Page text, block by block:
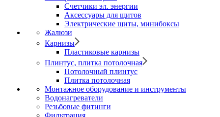
Счетчики эл. энергии
Аксессуары для щитов
Электрические щиты, минибоксы
Жалюзи
Карнизы
Пластиковые карнизы
Плинтус, плитка потолочная
Потолочный плинтус
Плитка потолочная
Монтажное оборудование и инструменты
Водонагреватели
Резьбовые фитинги
Фильтрация